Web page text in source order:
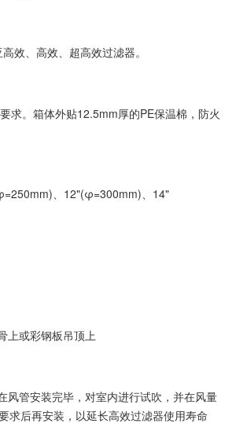
效、高效、超高效过滤器。
求。箱体外贴12.5mm厚的PE保温棉，防火
、12"(φ=300mm)、14"
上或彩钢板吊顶上
风管安装完毕，对室内进行试吹，并在风量
求后再安装，以延长高效过滤器使用寿命